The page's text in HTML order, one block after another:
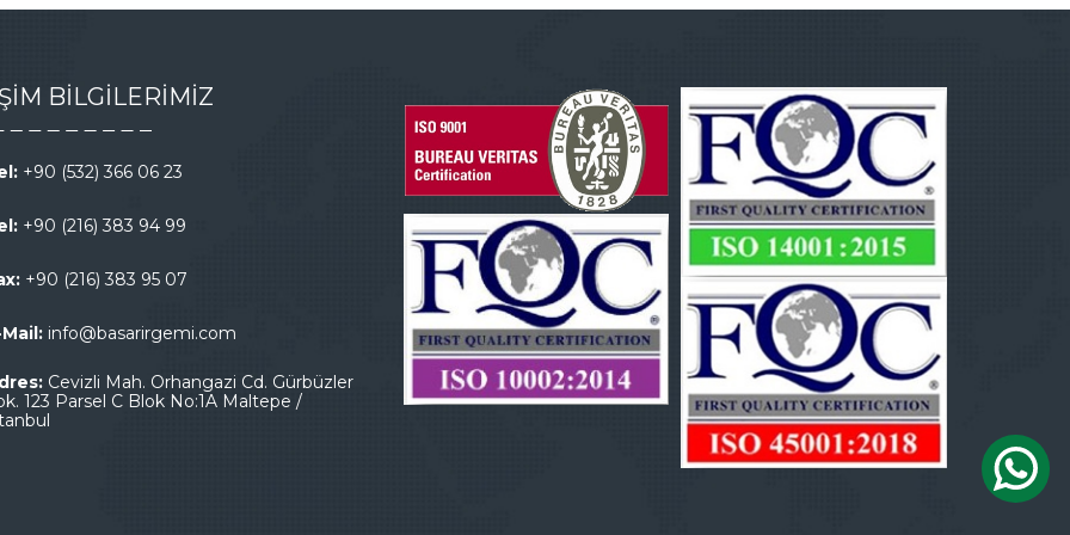
BİLGİLERİMİZ
+90 (532) 366 06 23
+90 (216) 383 94 99
+90 (216) 383 95 07
Mail:info@basarirgemi.com
Cevizli Mah. Orhangazi Cd. Gürbüzler
123 Parsel C Blok No:1A Maltepe /